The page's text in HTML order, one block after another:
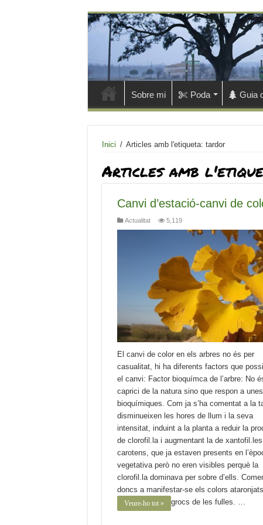
Sobre mi Poda Guia
Inici / Articles amb l'etiqueta: tardor
Articles amb
Canvi d’estació-canvi de
Actualitat 5,119
El canvi de color en els arbres no és per
casualitat, hi ha diferents factors que
el canvi: Factor bioquímca de l’arbre: No
caprici de la natura sino que respon a
bioquímiques. Com ja s’ha comentat a la
disminueixen les hores de llum i la seva
intensitat, induint a la planta a reduir la
de clorofil.la i augmentant la de
carotens, que ja estaven presents en
vegetativa però no eren visibles perquè la
clorofil.la dominava per sobre d’ells.
doncs a manifestar-se els colors
grocs de les fulles. …
Veure-ho tot »